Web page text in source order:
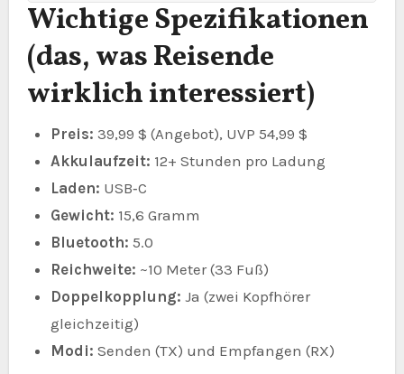
Wichtige Spezifikationen
(das, was Reisende
wirklich interessiert)
Preis: 39,99 $ (Angebot), UVP 54,99 $
Akkulaufzeit: 12+ Stunden pro Ladung
Laden: USB‑C
Gewicht: 15,6 Gramm
Bluetooth: 5.0
Reichweite: ~10 Meter (33 Fuß)
Doppelkopplung: Ja (zwei Kopfhörer
gleichzeitig)
Modi: Senden (TX) und Empfangen (RX)